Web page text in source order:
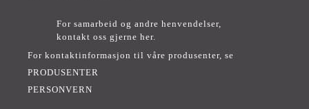
For samarbeid og andre henvendelser,
kontakt oss gjerne her.
For kontaktinformasjon til våre produsenter, se
PRODUSENTER
PERSONVERN